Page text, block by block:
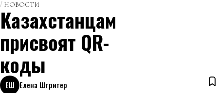
НОВОСТИ
Казахстанцам
присвоят QR-
коды
ЕШ Елена Штритер